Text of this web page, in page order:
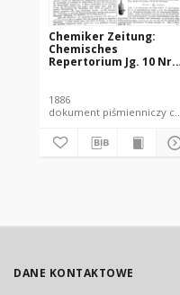
Chemiker Zeitung:
Chemisches
Repertorium Jg. 10 Nr.
1886
DANE KONTAKTOWE